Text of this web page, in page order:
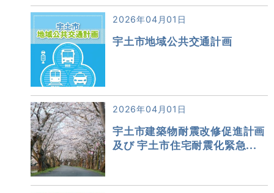
2026年04月01日
宇土市地域公共交通計画
2026年04月01日
宇土市建築物耐震改修促進計画
及び 宇土市住宅耐震化緊急...